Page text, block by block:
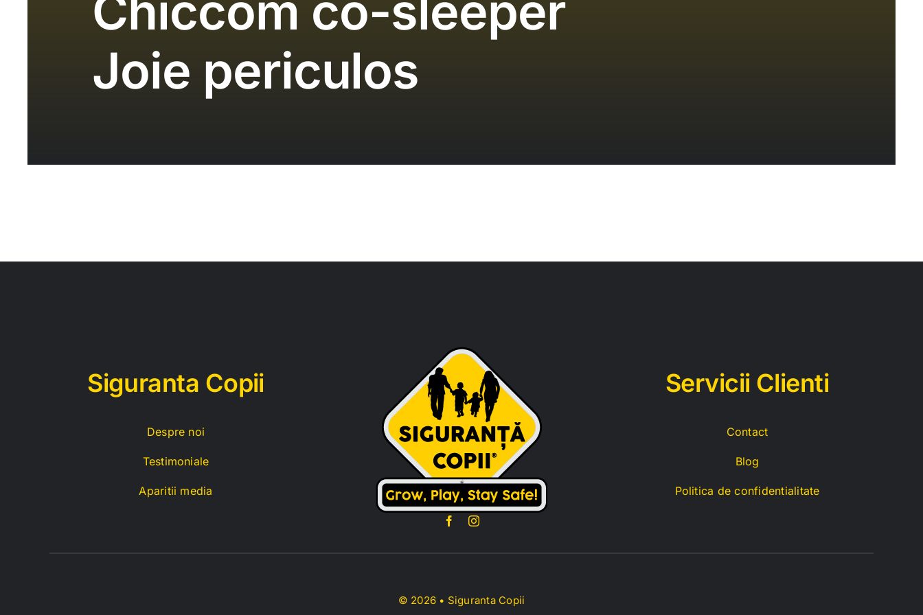
Joie periculos
Siguranta Copii
Despre noi
Testimoniale
Aparitii media
Servicii Clienti
Contact
Blog
Politica de confidentialitate
© 2026 • Siguranta Copii